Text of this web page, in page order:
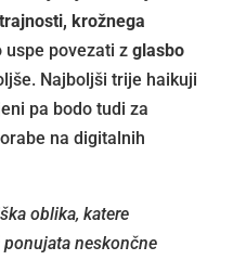
krožnega
uspe povezati z glasbo
Najboljši trije haikuji
pa bodo tudi za
na digitalnih
oblika, katere
neskončne